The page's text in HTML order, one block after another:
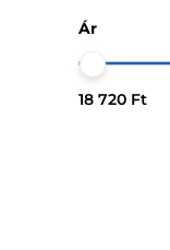
Ár
18 720 Ft